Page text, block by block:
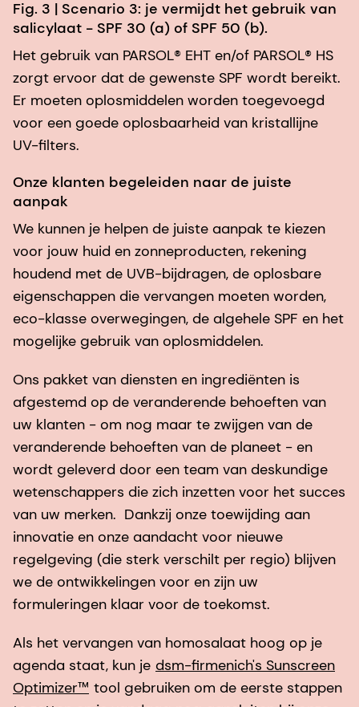
Fig. 3 | Scenario 3: je vermijdt het gebruik van
salicylaat - SPF 30 (a) of SPF 50 (b).
Het gebruik van PARSOL® EHT en/of PARSOL® HS
zorgt ervoor dat de gewenste SPF wordt bereikt.
Er moeten oplosmiddelen worden toegevoegd
voor een goede oplosbaarheid van kristallijne
UV-filters.
Onze klanten begeleiden naar de juiste
aanpak
We kunnen je helpen de juiste aanpak te kiezen
voor jouw huid en zonneproducten, rekening
houdend met de UVB-bijdragen, de oplosbare
eigenschappen die vervangen moeten worden,
eco-klasse overwegingen, de algehele SPF en het
mogelijke gebruik van oplosmiddelen.
Ons pakket van diensten en ingrediënten is
afgestemd op de veranderende behoeften van
uw klanten - om nog maar te zwijgen van de
veranderende behoeften van de planeet - en
wordt geleverd door een team van deskundige
wetenschappers die zich inzetten voor het succes
van uw merken. Dankzij onze toewijding aan
innovatie en onze aandacht voor nieuwe
regelgeving (die sterk verschilt per regio) blijven
we de ontwikkelingen voor en zijn uw
formuleringen klaar voor de toekomst.
Als het vervangen van homosalaat hoog op je
agenda staat, kun je dsm-firmenich's Sunscreen
Optimizer™ tool gebruiken om de eerste stappen